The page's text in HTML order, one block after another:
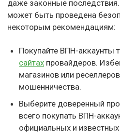
даже законные
может быть проведена
некоторым рекомендациям:
Покупайте ВПН-аккаунты
сайтах провайдеров.
магазинов или
мошенничества.
Выберите доверенный
всего покупать ВПН-
официальных и